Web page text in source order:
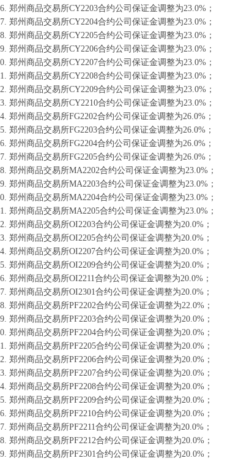
郑州商品交易所CY2203合约公司保证金调整为23.0%；
郑州商品交易所CY2204合约公司保证金调整为23.0%；
郑州商品交易所CY2205合约公司保证金调整为23.0%；
郑州商品交易所CY2206合约公司保证金调整为23.0%；
郑州商品交易所CY2207合约公司保证金调整为23.0%；
郑州商品交易所CY2208合约公司保证金调整为23.0%；
郑州商品交易所CY2209合约公司保证金调整为23.0%；
郑州商品交易所CY2210合约公司保证金调整为23.0%；
郑州商品交易所FG2202合约公司保证金调整为26.0%；
郑州商品交易所FG2203合约公司保证金调整为26.0%；
郑州商品交易所FG2204合约公司保证金调整为26.0%；
郑州商品交易所FG2205合约公司保证金调整为26.0%；
郑州商品交易所MA2202合约公司保证金调整为23.0%；
郑州商品交易所MA2203合约公司保证金调整为23.0%；
郑州商品交易所MA2204合约公司保证金调整为23.0%；
郑州商品交易所MA2205合约公司保证金调整为23.0%；
郑州商品交易所OI2203合约公司保证金调整为20.0%；
郑州商品交易所OI2205合约公司保证金调整为20.0%；
郑州商品交易所OI2207合约公司保证金调整为20.0%；
郑州商品交易所OI2209合约公司保证金调整为20.0%；
郑州商品交易所OI2211合约公司保证金调整为20.0%；
郑州商品交易所OI2301合约公司保证金调整为20.0%；
郑州商品交易所PF2202合约公司保证金调整为22.0%；
郑州商品交易所PF2203合约公司保证金调整为20.0%；
郑州商品交易所PF2204合约公司保证金调整为20.0%；
郑州商品交易所PF2205合约公司保证金调整为20.0%；
郑州商品交易所PF2206合约公司保证金调整为20.0%；
郑州商品交易所PF2207合约公司保证金调整为20.0%；
郑州商品交易所PF2208合约公司保证金调整为20.0%；
郑州商品交易所PF2209合约公司保证金调整为20.0%；
郑州商品交易所PF2210合约公司保证金调整为20.0%；
郑州商品交易所PF2211合约公司保证金调整为20.0%；
郑州商品交易所PF2212合约公司保证金调整为20.0%；
郑州商品交易所PF2301合约公司保证金调整为20.0%；